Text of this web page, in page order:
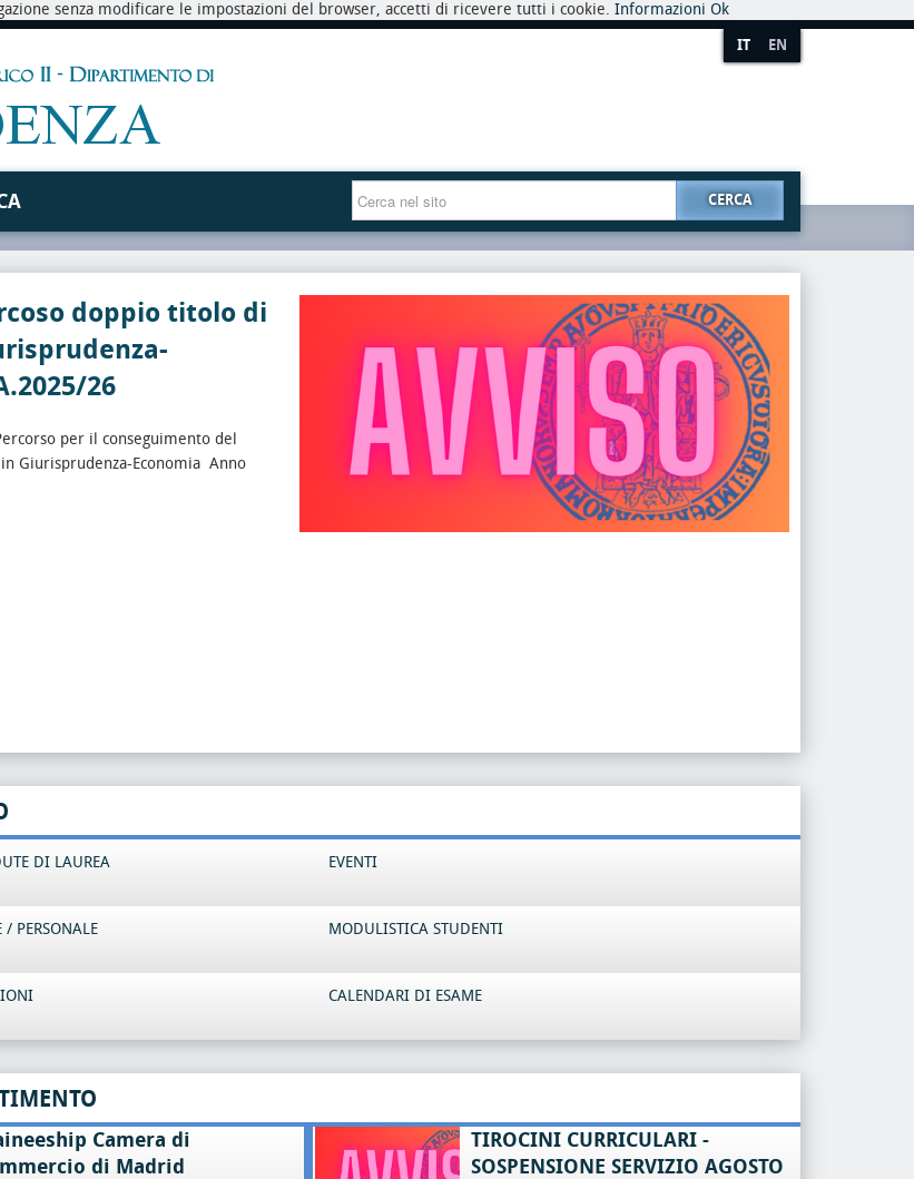
senza modificare le impostazioni del browser, accetti di ricevere tutti i cookie. Informazioni Ok
IT EN
CERCA
doppio titolo di
26
per il conseguimento del
Giurisprudenza-Economia Anno
DI LAUREA EVENTI
PERSONALE MODULISTICA STUDENTI
CALENDARI DI ESAME
Camera di
di Madrid
TIROCINI CURRICULARI -
SOSPENSIONE SERVIZIO AGOSTO